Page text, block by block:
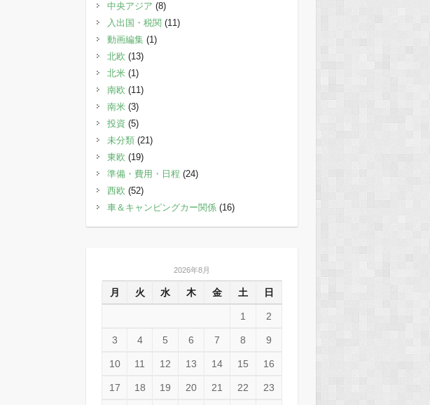
中央アジア (8)
入出国・税関 (11)
動画編集 (1)
北欧 (13)
北米(1)
南欧 (11)
南米(3)
投資 (5)
未分類(21)
東欧 (19)
準備・費用・日程 (24)
西欧 (52)
車＆キャンピングカー関係(16)
2026年8月
月 火 水 木 金 土 日
1 2
3 4 5 6 7 8 9
10 11 12 13 14 15 16
17 18 19 20 21 22 23